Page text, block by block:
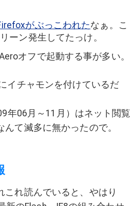
がぶっこわれたなぁ。こ
ーン発生してたっけ。
オフで起動する事が多い。
イチャモンを付けているだ
年06月～11月）はネット閲覧
て滅多に無かったので。
これ読んでいると、やはり